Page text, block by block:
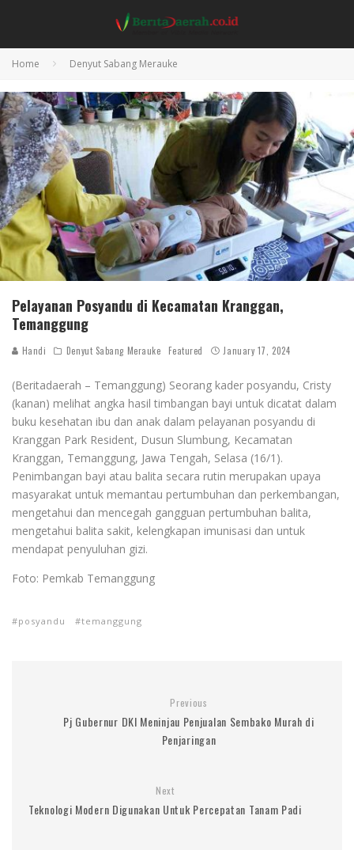
Home Denyut Sabang Merauke
Pelayanan Posyandu di Kecamatan Kranggan,
Temanggung
Handi Denyut Sabang Merauke Featured January 17, 2024
(Beritadaerah – Temanggung) Seorang kader posyandu, Cristy
(kanan) melihat angka hasil timbangan bayi untuk dicatat dalam
buku kesehatan ibu dan anak dalam pelayanan posyandu di
Kranggan Park Resident, Dusun Slumbung, Kecamatan
Kranggan, Temanggung, Jawa Tengah, Selasa (16/1).
Penimbangan bayi atau balita secara rutin merupakan upaya
masyarakat untuk memantau pertumbuhan dan perkembangan,
mengetahui dan mencegah gangguan pertumbuhan balita,
mengetahui balita sakit, kelengkapan imunisasi dan untuk
mendapat penyuluhan gizi.
Foto: Pemkab Temanggung
posyandu temanggung
Previous
Pj Gubernur DKI Meninjau Penjualan Sembako Murah di
Penjaringan
Next
Teknologi Modern Digunakan Untuk Percepatan Tanam Padi